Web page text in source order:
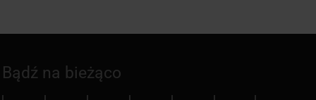
Bądź na bieżąco